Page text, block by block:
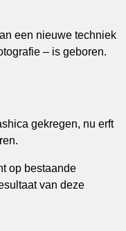
een nieuwe techniek
– is geboren.
gekregen, nu erft
op bestaande
van deze